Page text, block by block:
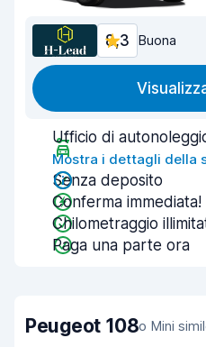
8,3 Buona
Ufficio di
Mostra i dettagli della
Senza deposito
Conferma immediata!
Chilometraggio
Paga una parte ora
Peugeot 108o Mini